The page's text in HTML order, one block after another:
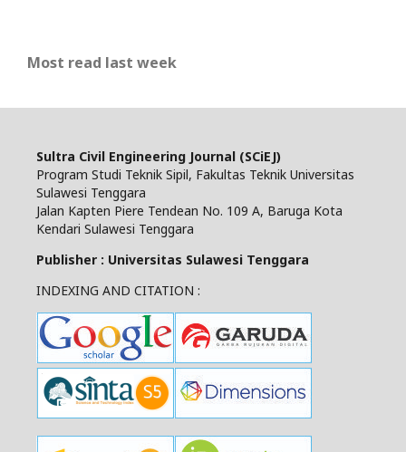
Most read last week
Sultra Civil Engineering Journal (SCiEJ)
Program Studi Teknik Sipil, Fakultas Teknik Universitas
Sulawesi Tenggara
Jalan Kapten Piere Tendean No. 109 A, Baruga Kota
Kendari Sulawesi Tenggara
Publisher : Universitas Sulawesi Tenggara
INDEXING AND CITATION :